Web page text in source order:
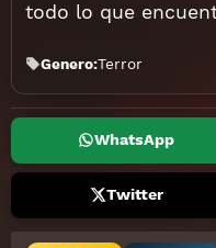
todo lo que
Genero:Terror
WhatsApp
Twitter